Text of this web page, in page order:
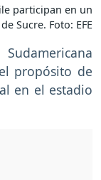
participan en un
Sucre. Foto: EFE
propósito de
en el estadio